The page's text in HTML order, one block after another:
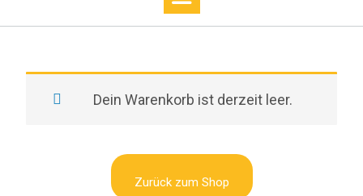
Dein Warenkorb ist derzeit leer.
Zurück zum Shop